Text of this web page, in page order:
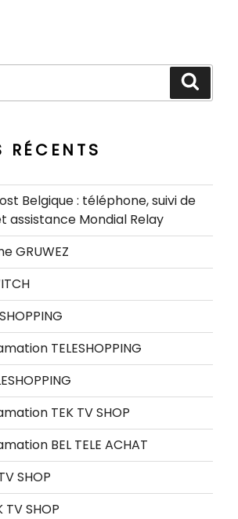
RÉCENTS
Belgique : téléphone, suivi de
assistance Mondial Relay
GRUWEZ
TELESHOPPING
TEK TV SHOP
BEL TELE ACHAT
SHOP
SHOP